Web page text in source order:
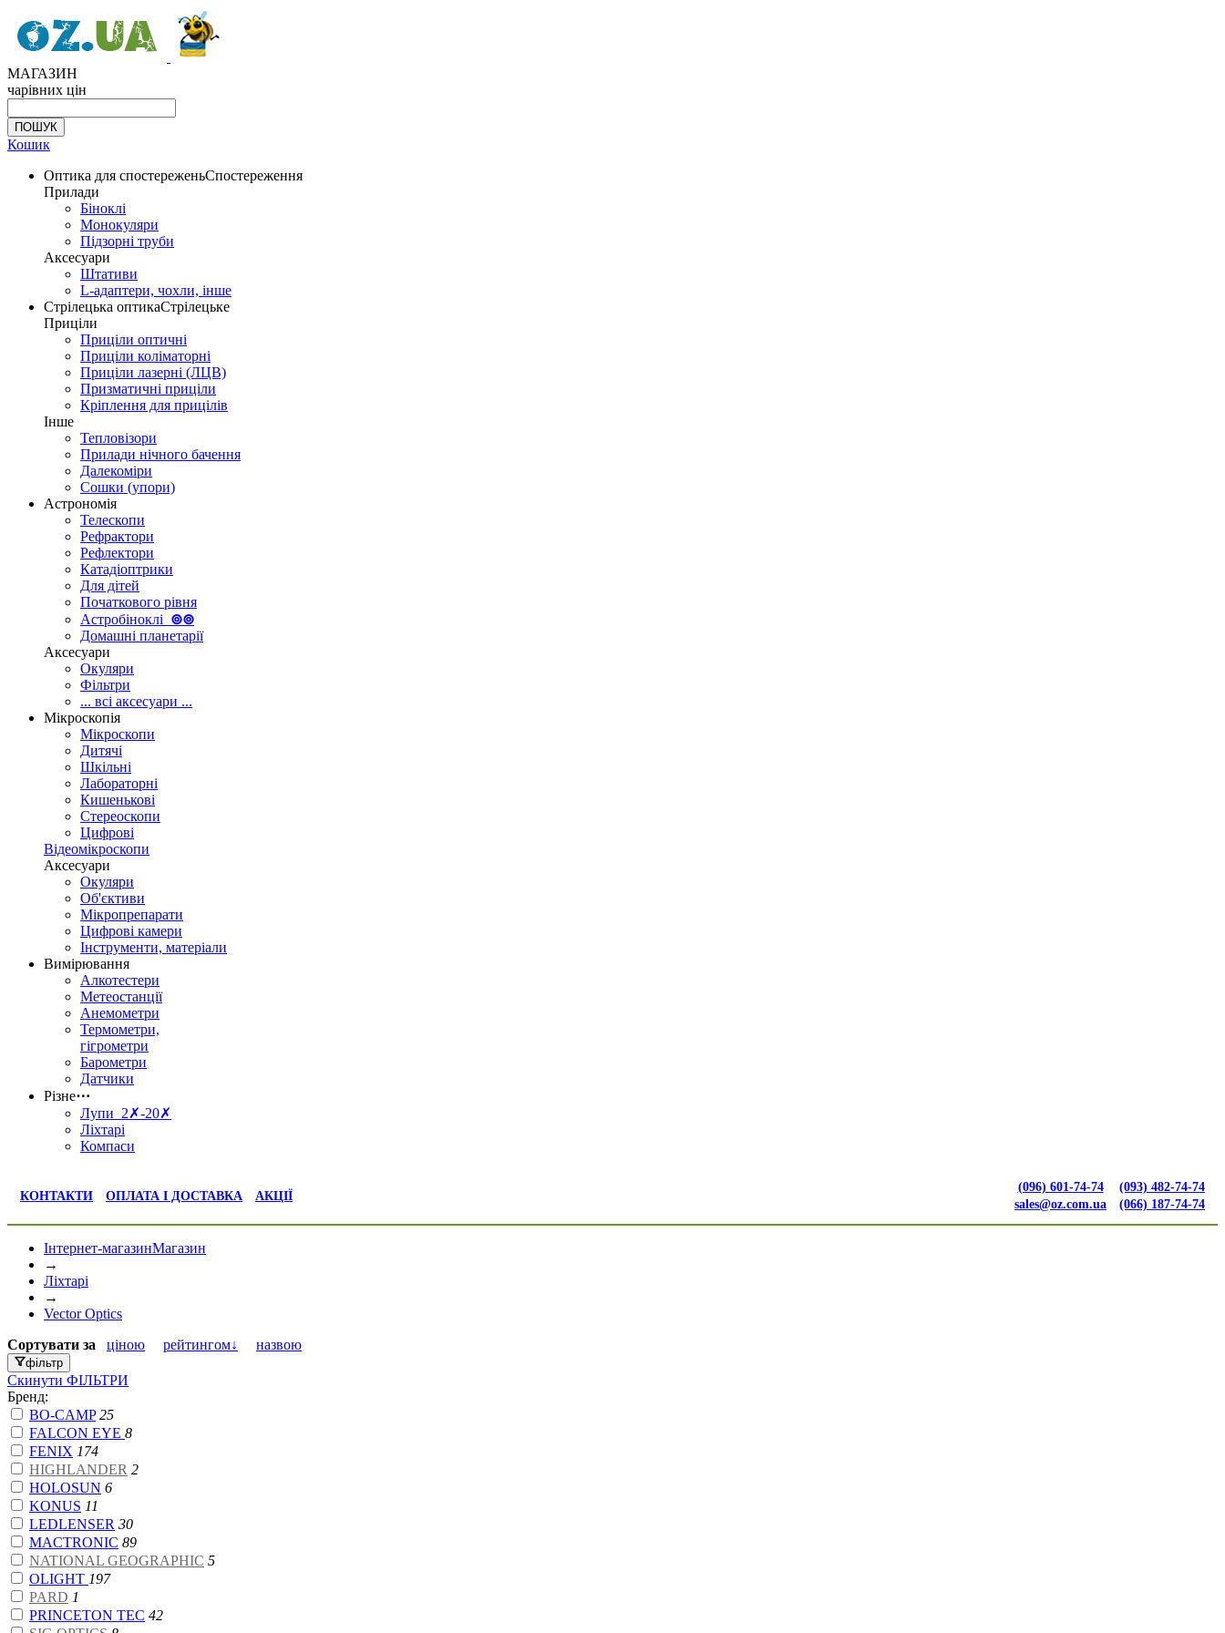
МАГАЗИН
чарівних цін
Кошик
Оптика для спостереженьСпостереження
Прилади
Біноклі
Монокуляри
Підзорні труби
Аксесуари
Штативи
L-адаптери, чохли, інше
Стрілецька оптикаСтрілецьке
Приціли
Приціли оптичні
Приціли коліматорні
Приціли лазерні (ЛЦВ)
Призматичні приціли
Кріплення для прицілів
Інше
Тепловізори
Прилади нічного бачення
Далекоміри
Сошки (упори)
Астрономія
Телескопи
Рефрактори
Рефлектори
Катадіоптрики
Для дітей
Початкового рівня
Астробіноклі ⊚⊚
Домашні планетарії
Аксесуари
Окуляри
Фільтри
... всі аксесуари ...
Мікроскопія
Мікроскопи
Дитячі
Шкільні
Лабораторні
Кишенькові
Стереоскопи
Цифрові
Відеомікроскопи
Аксесуари
Окуляри
Об'єктиви
Мікропрепарати
Цифрові камери
Інструменти, матеріали
Вимірювання
Алкотестери
Метеостанції
Анемометри
Термометри,
гігрометри
Барометри
Датчики
Різне⋯
Лупи 2✗-20✗
Ліхтарі
Компаси
КОНТАКТИ ОПЛАТА І ДОСТАВКА АКЦІЇ
(096) 601-74-74
sales@oz.com.ua
(093) 482-74-74
(066) 187-74-74
Інтернет-магазинМагазин
→
Ліхтарі
→
Vector Optics
Сортувати за ціною рейтингом↓ назвою
фільтр
Скинути ФІЛЬТРИ
Бренд:
BO-CAMP 25
FALCON EYE 8
FENIX 174
HIGHLANDER 2
HOLOSUN 6
KONUS 11
LEDLENSER 30
MACTRONIC 89
NATIONAL GEOGRAPHIC 5
OLIGHT 197
PARD 1
PRINCETON TEC 42